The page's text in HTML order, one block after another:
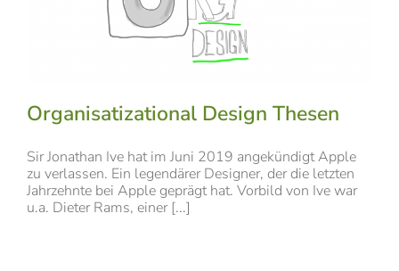
Organisatizational Design Thesen
Sir Jonathan Ive hat im Juni 2019 angekündigt Apple
zu verlassen. Ein legendärer Designer, der die letzten
Jahrzehnte bei Apple geprägt hat. Vorbild von Ive war
u.a. Dieter Rams, einer [...]